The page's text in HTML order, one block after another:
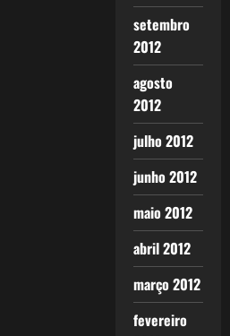
setembro
2012
agosto
2012
julho 2012
junho 2012
maio 2012
abril 2012
março 2012
fevereiro